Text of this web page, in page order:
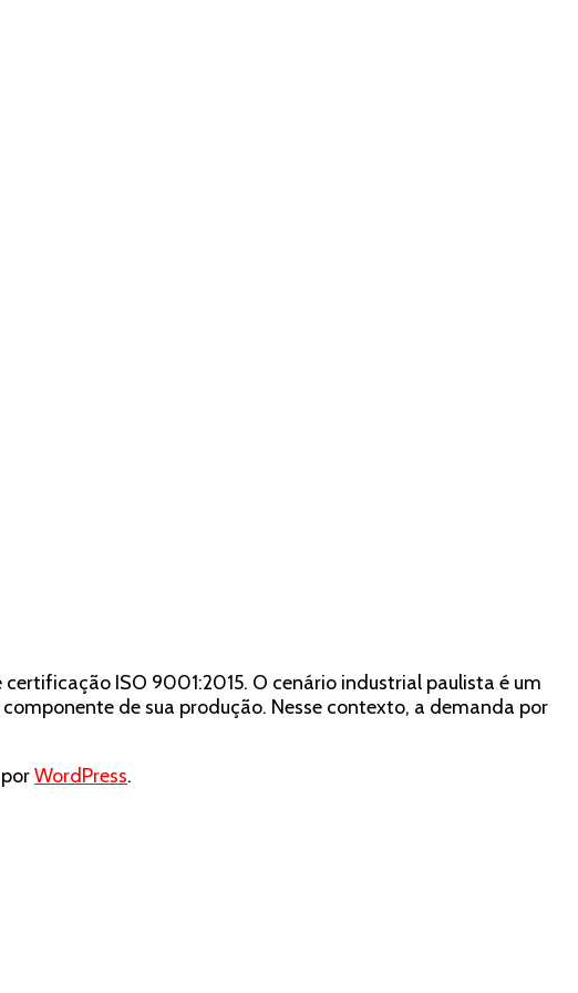
ISO 9001:2015. O cenário industrial paulista é um
de sua produção. Nesse contexto, a demanda por
WordPress.